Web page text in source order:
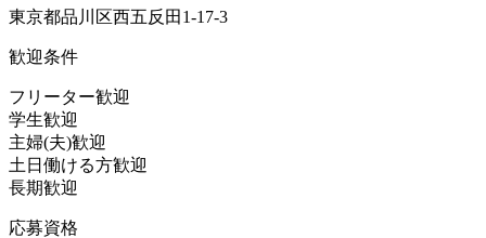
東京都品川区西五反田1-17-3
歓迎条件
フリーター歓迎
学生歓迎
主婦(夫)歓迎
土日働ける方歓迎
長期歓迎
応募資格